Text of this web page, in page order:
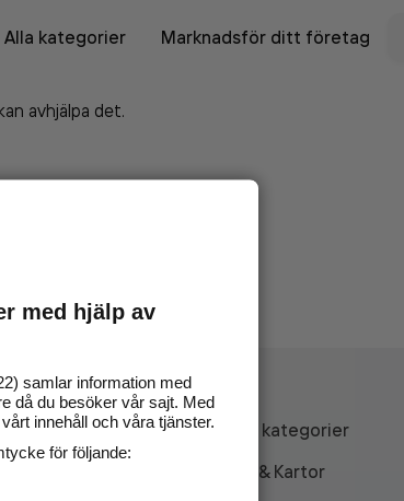
Alla kategorier Marknadsför ditt företag
avhjälpa det.
företaget på
Alla kategorier
API & Kartor
med hjälp av
samlar information med
då du besöker vår sajt. Med
innehåll och våra tjänster.
för följande: